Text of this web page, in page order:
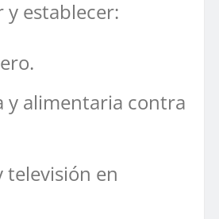
establecer:
y alimentaria contra
televisión en